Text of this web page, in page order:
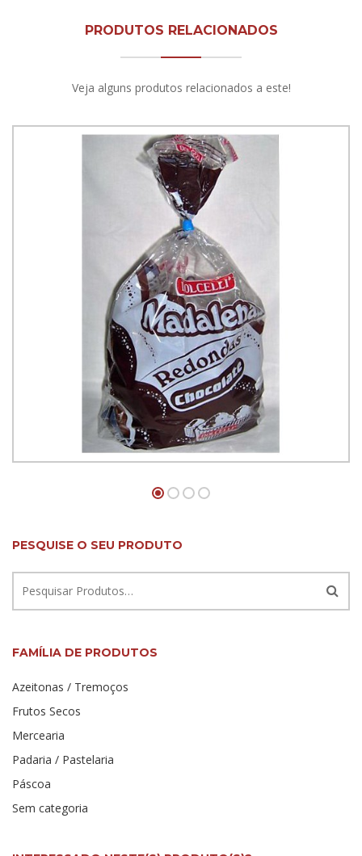
PRODUTOS RELACIONADOS
Veja alguns produtos relacionados a este!
Madalenas Chocolate 650 Grs
PESQUISE O SEU PRODUTO
FAMÍLIA DE PRODUTOS
Azeitonas / Tremoços
Frutos Secos
Mercearia
Padaria / Pastelaria
Páscoa
Sem categoria